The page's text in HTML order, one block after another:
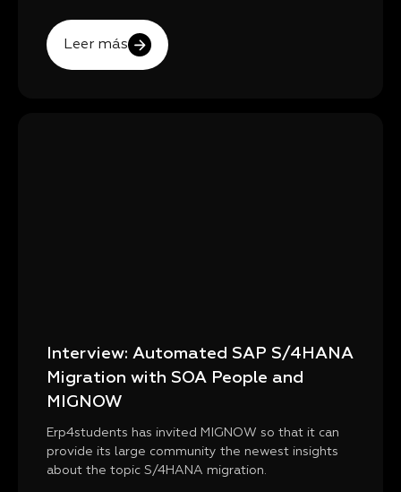
Leer más
Interview: Automated SAP S/4HANA
Migration with SOA People and
MIGNOW
Erp4students has invited MIGNOW so that it can
provide its large community the newest insights
about the topic S/4HANA migration.